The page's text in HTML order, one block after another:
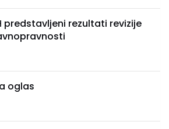
predstavljeni rezultati revizije
oglas